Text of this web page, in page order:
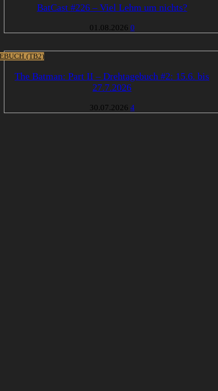
BatCast #226 – Viel Lehm um nichts?
01.08.2026 0
(TB2)
The Batman: Part II – Drehtagebuch #2: 15.6. bis
27.7.2026
30.07.2026 4